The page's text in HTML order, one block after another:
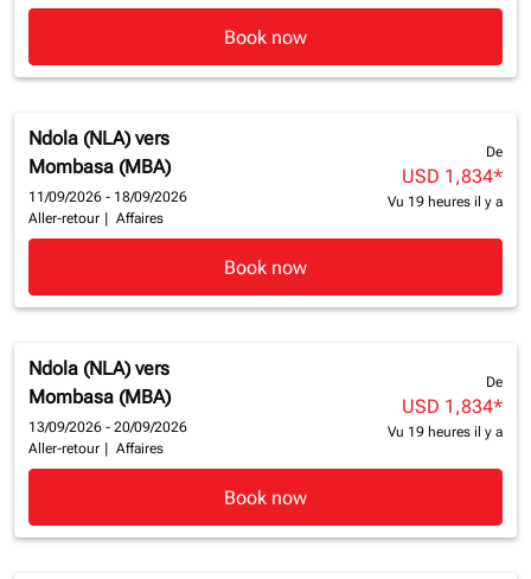
Book now
Ndola (NLA) vers
Mombasa (MBA)
11/09/2026 - 18/09/2026
Aller-retour
Affaires
De
USD 1,834*
Vu 19 heures il y a
Book now
Ndola (NLA) vers
Mombasa (MBA)
13/09/2026 - 20/09/2026
Aller-retour
Affaires
De
USD 1,834*
Vu 19 heures il y a
Book now